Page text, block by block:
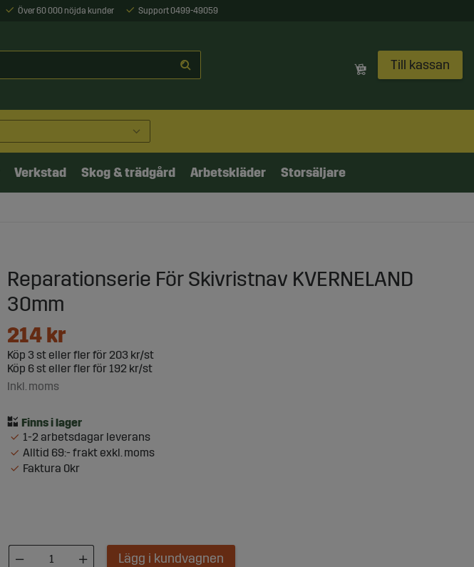
Över 60 000 nöjda kunder Support 0499-49059
Till kassan
Verkstad Skog & trädgård Arbetskläder Storsäljare
Reparationserie För Skivristnav KVERNELAND
30mm
214kr
Köp 3 st eller fler för 203 kr/st
Köp 6 st eller fler för 192 kr/st
Inkl. moms
1-2 arbetsdagar leverans
Alltid 69:- frakt exkl. moms
Faktura 0kr
Lägg i kundvagnen